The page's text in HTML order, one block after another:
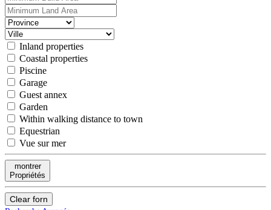
Inland properties
Coastal properties
Piscine
Garage
Guest annex
Garden
Within walking distance to town
Equestrian
Vue sur mer
montrer
Propriétés
Clear forn